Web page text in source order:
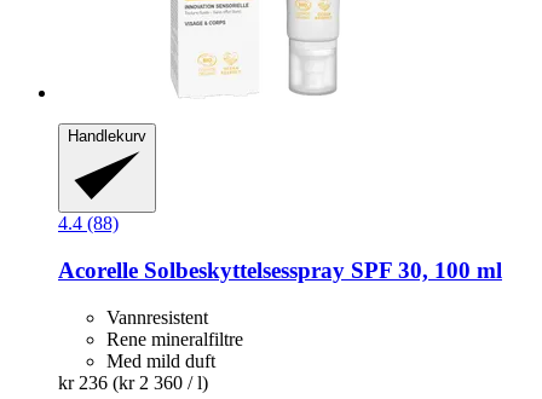
Handlekurv
4.4 (88)
Acorelle Solbeskyttelsesspray SPF 30, 100 ml
Vannresistent
Rene mineralfiltre
Med mild duft
kr 236 (kr 2 360 / l)